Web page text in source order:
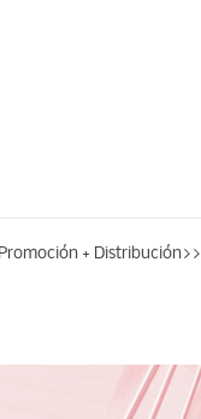
+ Distribución>>